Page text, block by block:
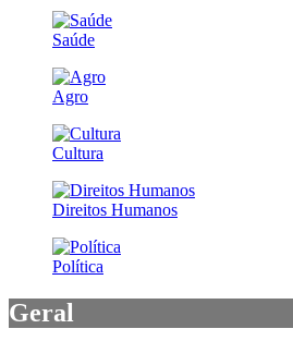
Saúde
Agro
Cultura
Direitos Humanos
Política
Geral